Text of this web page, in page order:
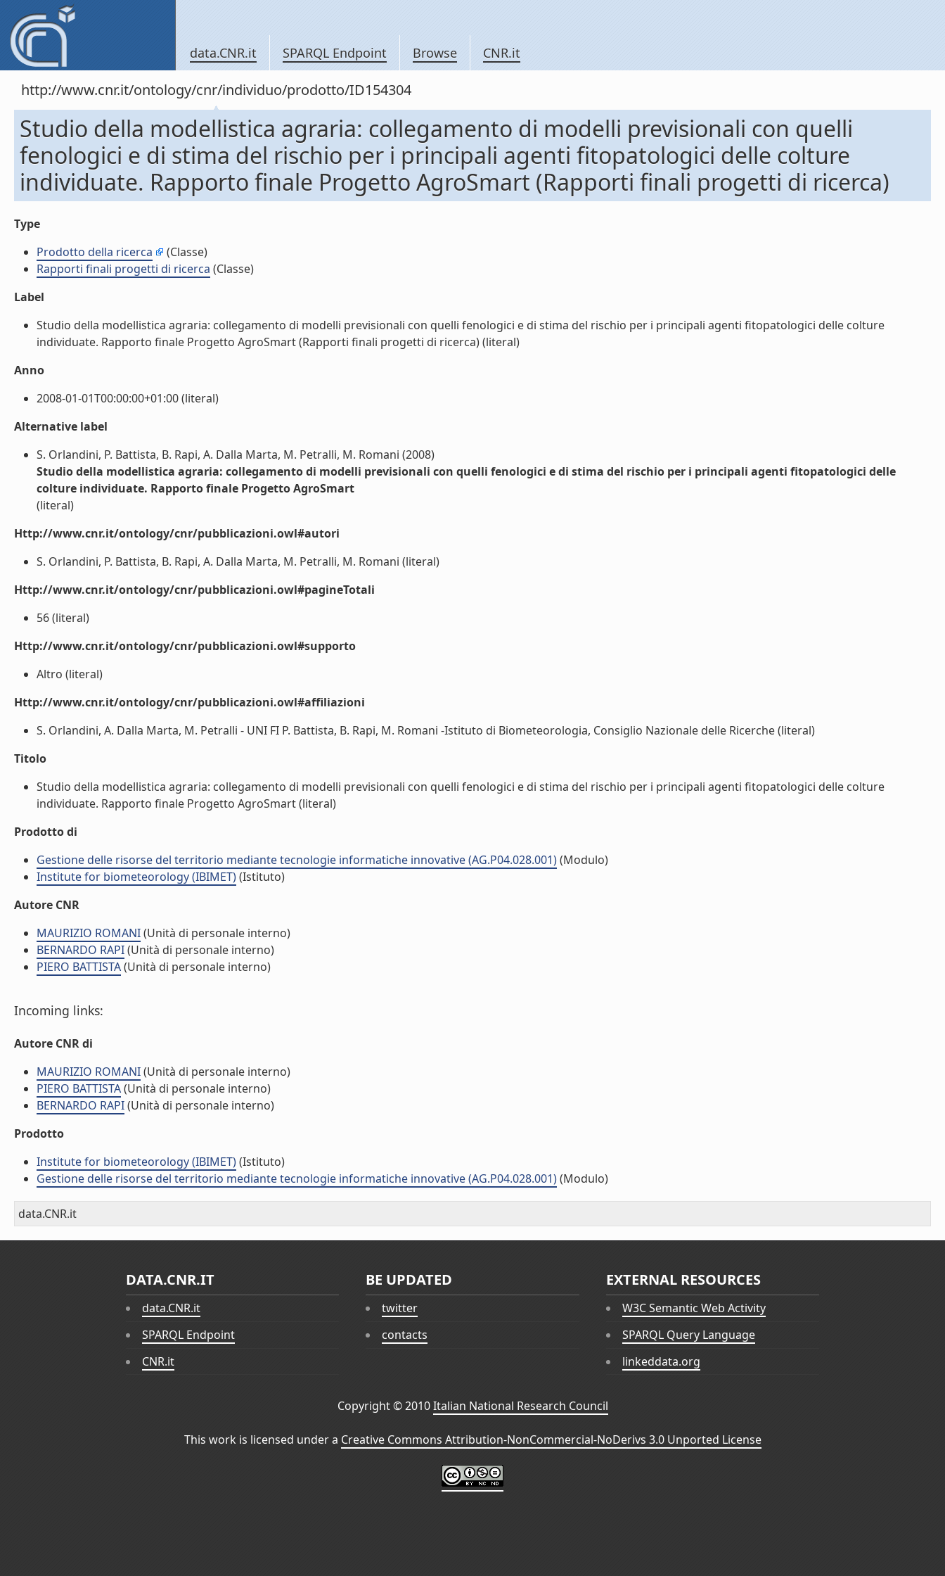
data.CNR.it SPARQL Endpoint Browse CNR.it
http://www.cnr.it/ontology/cnr/individuo/prodotto/ID154304
Studio della modellistica agraria: collegamento di modelli previsionali con quelli
fenologici e di stima del rischio per i principali agenti fitopatologici delle colture
individuate. Rapporto finale Progetto AgroSmart (Rapporti finali progetti di ricerca)
Type
Prodotto della ricerca
(Classe)
Rapporti finali progetti di ricerca (Classe)
Label
Studio della modellistica agraria: collegamento di modelli previsionali con quelli fenologici e di stima del rischio per i principali agenti fitopatologici delle colture
individuate. Rapporto finale Progetto AgroSmart (Rapporti finali progetti di ricerca) (literal)
Anno
2008-01-01T00:00:00+01:00 (literal)
Alternative label
S. Orlandini, P. Battista, B. Rapi, A. Dalla Marta, M. Petralli, M. Romani (2008)
Studio della modellistica agraria: collegamento di modelli previsionali con quelli fenologici e di stima del rischio per i principali agenti fitopatologici delle
colture individuate. Rapporto finale Progetto AgroSmart
(literal)
Http://www.cnr.it/ontology/cnr/pubblicazioni.owl#autori
S. Orlandini, P. Battista, B. Rapi, A. Dalla Marta, M. Petralli, M. Romani (literal)
Http://www.cnr.it/ontology/cnr/pubblicazioni.owl#pagineTotali
56 (literal)
Http://www.cnr.it/ontology/cnr/pubblicazioni.owl#supporto
Altro (literal)
Http://www.cnr.it/ontology/cnr/pubblicazioni.owl#affiliazioni
S. Orlandini, A. Dalla Marta, M. Petralli - UNI FI P. Battista, B. Rapi, M. Romani -Istituto di Biometeorologia, Consiglio Nazionale delle Ricerche (literal)
Titolo
Studio della modellistica agraria: collegamento di modelli previsionali con quelli fenologici e di stima del rischio per i principali agenti fitopatologici delle colture
individuate. Rapporto finale Progetto AgroSmart (literal)
Prodotto di
Gestione delle risorse del territorio mediante tecnologie informatiche innovative (AG.P04.028.001)(Modulo)
Institute for biometeorology (IBIMET)(Istituto)
Autore CNR
MAURIZIO ROMANI(Unità di personale interno)
BERNARDO RAPI(Unità di personale interno)
PIERO BATTISTA(Unità di personale interno)
Incoming links:
Autore CNR di
MAURIZIO ROMANI(Unità di personale interno)
PIERO BATTISTA(Unità di personale interno)
BERNARDO RAPI(Unità di personale interno)
Prodotto
Institute for biometeorology (IBIMET)(Istituto)
Gestione delle risorse del territorio mediante tecnologie informatiche innovative (AG.P04.028.001)(Modulo)
data.CNR.it
DATA.CNR.IT
data.CNR.it
SPARQL Endpoint
CNR.it
BE UPDATED
twitter
contacts
EXTERNAL RESOURCES
W3C Semantic Web Activity
SPARQL Query Language
linkeddata.org
Copyright © 2010Italian National Research Council
This work is licensed under a Creative Commons Attribution-NonCommercial-NoDerivs 3.0 Unported License